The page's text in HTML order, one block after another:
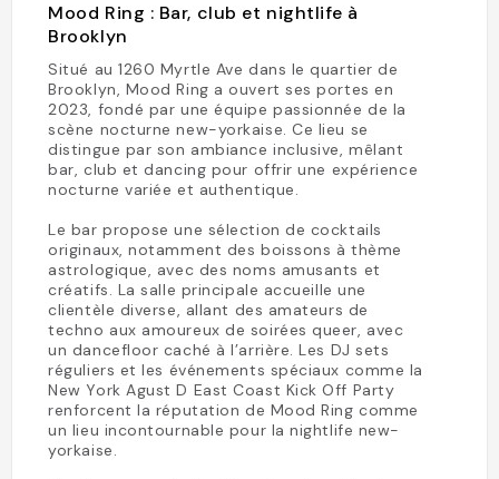
Mood Ring : Bar, club et nightlife à
Brooklyn
Situé au 1260 Myrtle Ave dans le quartier de
Brooklyn, Mood Ring a ouvert ses portes en
2023, fondé par une équipe passionnée de la
scène nocturne new-yorkaise. Ce lieu se
distingue par son ambiance inclusive, mêlant
bar, club et dancing pour offrir une expérience
nocturne variée et authentique.
Le bar propose une sélection de cocktails
originaux, notamment des boissons à thème
astrologique, avec des noms amusants et
créatifs. La salle principale accueille une
clientèle diverse, allant des amateurs de
techno aux amoureux de soirées queer, avec
un dancefloor caché à l’arrière. Les DJ sets
réguliers et les événements spéciaux comme la
New York Agust D East Coast Kick Off Party
renforcent la réputation de Mood Ring comme
un lieu incontournable pour la nightlife new-
yorkaise.